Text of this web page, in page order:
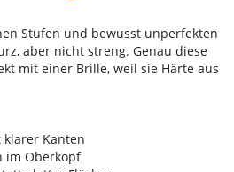
Stufen und bewusst unperfekten
aber nicht streng. Genau diese
mit einer Brille, weil sie Härte aus
klarer Kanten
im Oberkopf